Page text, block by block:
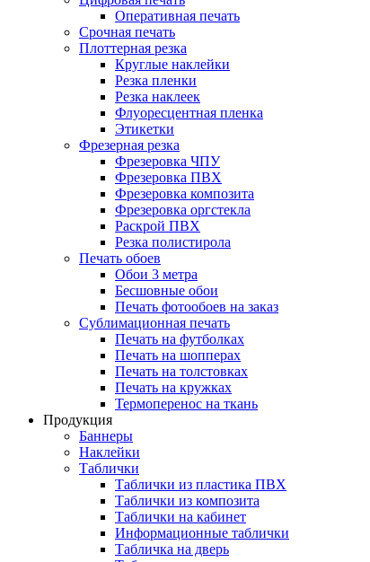
Оперативная печать
Срочная печать
Плоттерная резка
Круглые наклейки
Резка пленки
Резка наклеек
Флуоресцентная пленка
Этикетки
Фрезерная резка
Фрезеровка ЧПУ
Фрезеровка ПВХ
Фрезеровка композита
Фрезеровка оргстекла
Раскрой ПВХ
Резка полистирола
Печать обоев
Обои 3 метра
Бесшовные обои
Печать фотообоев на заказ
Сублимационная печать
Печать на футболках
Печать на шопперах
Печать на толстовках
Печать на кружках
Термоперенос на ткань
Продукция
Баннеры
Наклейки
Таблички
Таблички из пластика ПВХ
Таблички из композита
Таблички на кабинет
Информационные таблички
Табличка на дверь